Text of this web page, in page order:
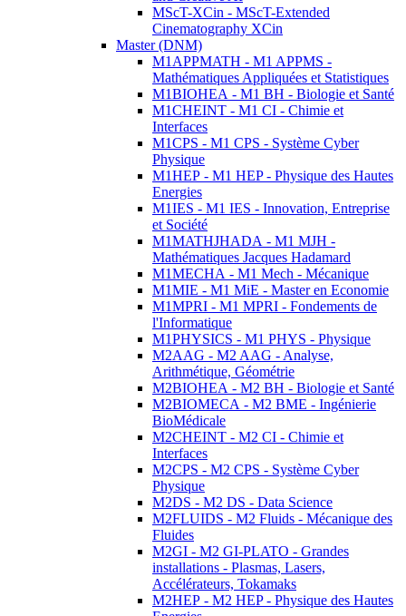
MScT-XCin - MScT-Extended
Cinematography XCin
Master (DNM)
M1APPMATH - M1 APPMS -
Mathématiques Appliquées et Statistiques
M1BIOHEA - M1 BH - Biologie et Santé
M1CHEINT - M1 CI - Chimie et
Interfaces
M1CPS - M1 CPS - Système Cyber
Physique
M1HEP - M1 HEP - Physique des Hautes
Energies
M1IES - M1 IES - Innovation, Entreprise
et Société
M1MATHJHADA - M1 MJH -
Mathématiques Jacques Hadamard
M1MECHA - M1 Mech - Mécanique
M1MIE - M1 MiE - Master en Economie
M1MPRI - M1 MPRI - Fondements de
l'Informatique
M1PHYSICS - M1 PHYS - Physique
M2AAG - M2 AAG - Analyse,
Arithmétique, Géométrie
M2BIOHEA - M2 BH - Biologie et Santé
M2BIOMECA - M2 BME - Ingénierie
BioMédicale
M2CHEINT - M2 CI - Chimie et
Interfaces
M2CPS - M2 CPS - Système Cyber
Physique
M2DS - M2 DS - Data Science
M2FLUIDS - M2 Fluids - Mécanique des
Fluides
M2GI - M2 GI-PLATO - Grandes
installations - Plasmas, Lasers,
Accélérateurs, Tokamaks
M2HEP - M2 HEP - Physique des Hautes